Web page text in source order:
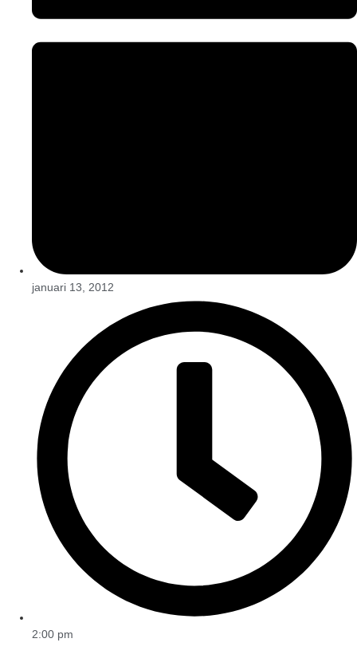
januari 13, 2012
2:00 pm